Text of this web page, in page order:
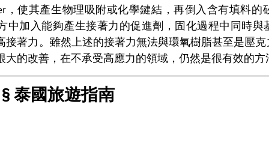
，使其產生物理吸附或化學鍵結，再倒入含有填料的
中加入能夠產生接著力的促進劑，固化過程中同時與
接著力。雖然上述的接著力無法與環氧樹脂甚至是壓
大的改善，在不承受高應力的領域，仍然是很有效的方
泰國旅遊指南